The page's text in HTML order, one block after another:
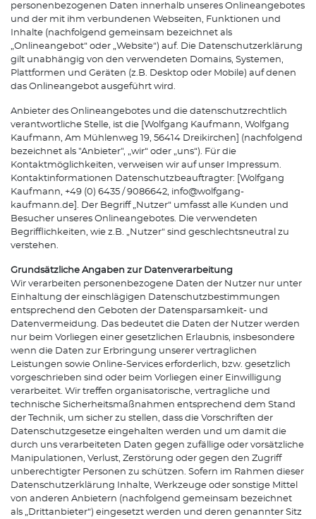
personenbezogenen Daten innerhalb unseres Onlineangebotes
und der mit ihm verbundenen Webseiten, Funktionen und
Inhalte (nachfolgend gemeinsam bezeichnet als
„Onlineangebot“ oder „Website“) auf. Die Datenschutzerklärung
gilt unabhängig von den verwendeten Domains, Systemen,
Plattformen und Geräten (z.B. Desktop oder Mobile) auf denen
das Onlineangebot ausgeführt wird.
Anbieter des Onlineangebotes und die datenschutzrechtlich
verantwortliche Stelle, ist die [Wolfgang Kaufmann, Wolfgang
Kaufmann, Am Mühlenweg 19, 56414 Dreikirchen] (nachfolgend
bezeichnet als "Anbieter", „wir“ oder „uns“). Für die
Kontaktmöglichkeiten, verweisen wir auf unser Impressum.
Kontaktinformationen Datenschutzbeauftragter: [Wolfgang
Kaufmann, +49 (0) 6435 / 9086642, info@wolfgang-
kaufmann.de]. Der Begriff „Nutzer“ umfasst alle Kunden und
Besucher unseres Onlineangebotes. Die verwendeten
Begrifflichkeiten, wie z.B. „Nutzer“ sind geschlechtsneutral zu
verstehen.
Grundsätzliche Angaben zur Datenverarbeitung
Wir verarbeiten personenbezogene Daten der Nutzer nur unter
Einhaltung der einschlägigen Datenschutzbestimmungen
entsprechend den Geboten der Datensparsamkeit- und
Datenvermeidung. Das bedeutet die Daten der Nutzer werden
nur beim Vorliegen einer gesetzlichen Erlaubnis, insbesondere
wenn die Daten zur Erbringung unserer vertraglichen
Leistungen sowie Online-Services erforderlich, bzw. gesetzlich
vorgeschrieben sind oder beim Vorliegen einer Einwilligung
verarbeitet. Wir treffen organisatorische, vertragliche und
technische Sicherheitsmaßnahmen entsprechend dem Stand
der Technik, um sicher zu stellen, dass die Vorschriften der
Datenschutzgesetze eingehalten werden und um damit die
durch uns verarbeiteten Daten gegen zufällige oder vorsätzliche
Manipulationen, Verlust, Zerstörung oder gegen den Zugriff
unberechtigter Personen zu schützen. Sofern im Rahmen dieser
Datenschutzerklärung Inhalte, Werkzeuge oder sonstige Mittel
von anderen Anbietern (nachfolgend gemeinsam bezeichnet
als „Drittanbieter“) eingesetzt werden und deren genannter Sitz